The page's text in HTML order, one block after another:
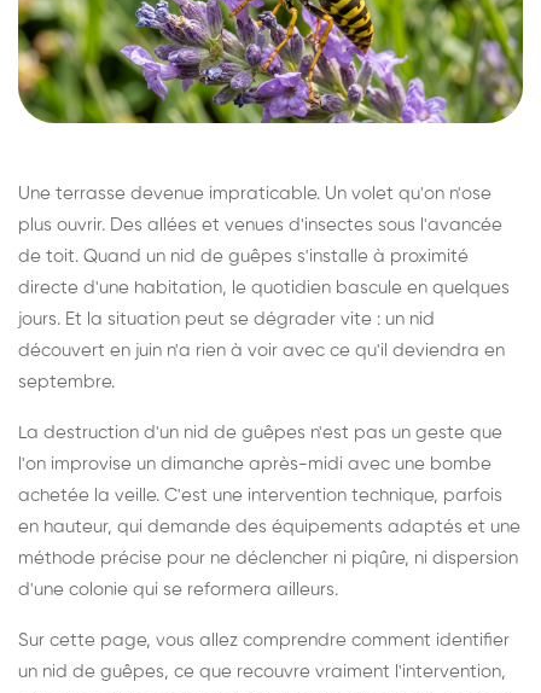
Une terrasse devenue impraticable. Un volet qu'on n'ose
plus ouvrir. Des allées et venues d'insectes sous l'avancée
de toit. Quand un nid de guêpes s'installe à proximité
directe d'une habitation, le quotidien bascule en quelques
jours. Et la situation peut se dégrader vite : un nid
découvert en juin n'a rien à voir avec ce qu'il deviendra en
septembre.
La destruction d'un nid de guêpes n'est pas un geste que
l'on improvise un dimanche après-midi avec une bombe
achetée la veille. C'est une intervention technique, parfois
en hauteur, qui demande des équipements adaptés et une
méthode précise pour ne déclencher ni piqûre, ni dispersion
d'une colonie qui se reformera ailleurs.
Sur cette page, vous allez comprendre comment identifier
un nid de guêpes, ce que recouvre vraiment l'intervention,